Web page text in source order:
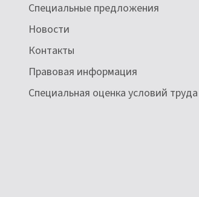
Специальные предложения
Новости
Контакты
Правовая информация
Специальная оценка условий труда